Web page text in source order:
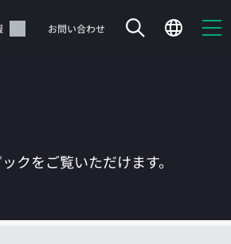
お問い合わせ
クをご覧いただけます。